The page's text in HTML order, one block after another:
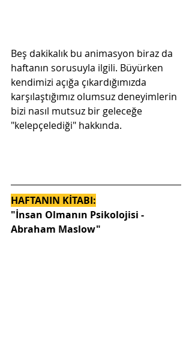
Beş dakikalık bu animasyon biraz da
haftanın sorusuyla ilgili. Büyürken
kendimizi açığa çıkardığımızda
karşılaştığımız olumsuz deneyimlerin
bizi nasıl mutsuz bir geleceğe
"kelepçelediği" hakkında.
HAFTANIN KİTABI:
"İnsan Olmanın Psikolojisi -
Abraham Maslow"